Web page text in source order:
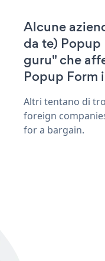
Alcune
da te)
guru" che
Popup Form
Altri tentano di
foreign
for a bargain.